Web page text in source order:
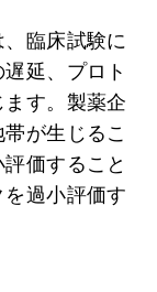
臨床試験に
延、プロト
す。製薬企
が生じるこ
価すること
過小評価す